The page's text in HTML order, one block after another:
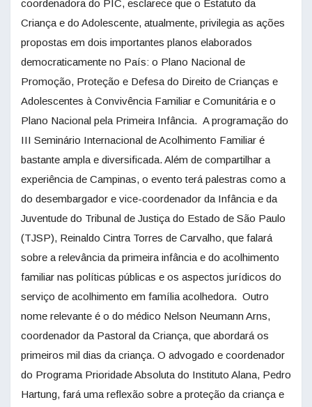
coordenadora do PIC, esclarece que o Estatuto da
Criança e do Adolescente, atualmente, privilegia as ações
propostas em dois importantes planos elaborados
democraticamente no País: o Plano Nacional de
Promoção, Proteção e Defesa do Direito de Crianças e
Adolescentes à Convivência Familiar e Comunitária e o
Plano Nacional pela Primeira Infância. A programação do
III Seminário Internacional de Acolhimento Familiar é
bastante ampla e diversificada. Além de compartilhar a
experiência de Campinas, o evento terá palestras como a
do desembargador e vice-coordenador da Infância e da
Juventude do Tribunal de Justiça do Estado de São Paulo
(TJSP), Reinaldo Cintra Torres de Carvalho, que falará
sobre a relevância da primeira infância e do acolhimento
familiar nas políticas públicas e os aspectos jurídicos do
serviço de acolhimento em família acolhedora. Outro
nome relevante é o do médico Nelson Neumann Arns,
coordenador da Pastoral da Criança, que abordará os
primeiros mil dias da criança. O advogado e coordenador
do Programa Prioridade Absoluta do Instituto Alana, Pedro
Hartung, fará uma reflexão sobre a proteção da criança e